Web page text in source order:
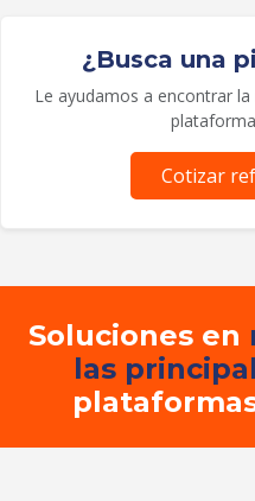
¿Busca una
Le ayudamos a encontrar
Cotizar
Soluciones en
las